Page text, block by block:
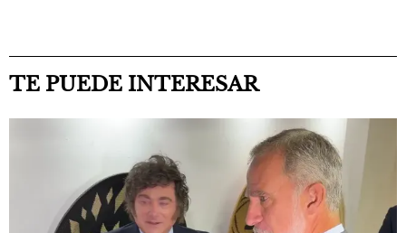
TE PUEDE INTERESAR